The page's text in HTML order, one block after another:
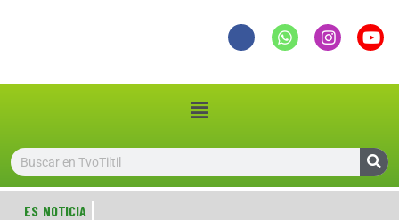
ES NOTICIA